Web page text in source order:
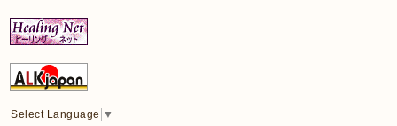
Select Language ▼